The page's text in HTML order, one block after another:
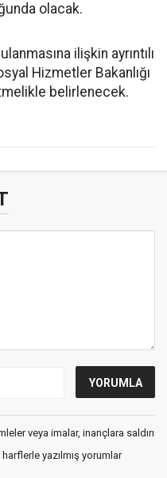
olacak.
ilişkin ayrıntılı
Hizmetler Bakanlığı
belirlenecek.
veya imalar, inançlara saldırı
yazılmış yorumlar